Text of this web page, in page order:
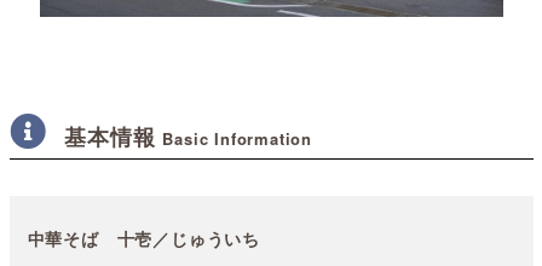
基本情報 Basic Information
中華そば 十壱／じゅういち